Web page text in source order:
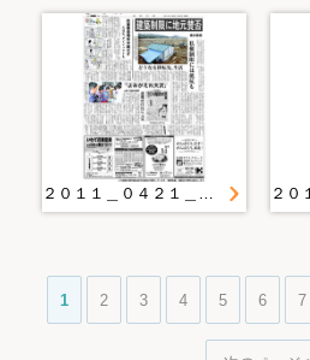
２０１１＿０４２１＿１９＿建設制限に地元賛否 県が説明 私権制限には抵抗も どうなる移転先、生活
1 2 3 4 5 6 7